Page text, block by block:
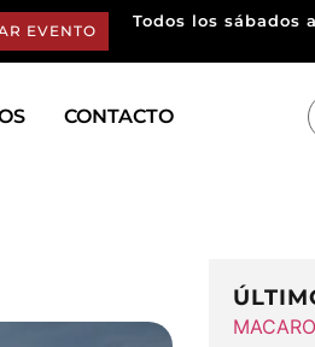
EVENTO
Todos los sábados
CONTACTO